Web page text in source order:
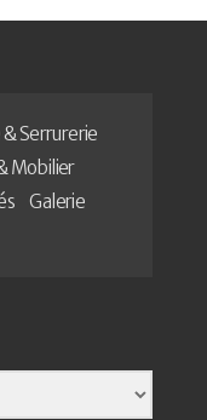
Serrurerie
Mobilier
Galerie